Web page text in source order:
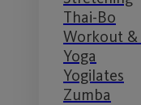
Thai-Bo
Workout
Yoga
Yogilates
Zumba